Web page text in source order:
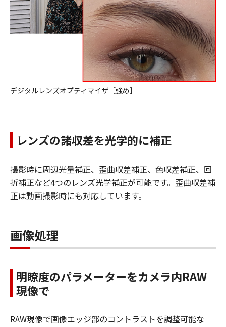
デジタルレンズオプティマイザ［強め］
レンズの諸収差を光学的に補正
撮影時に周辺光量補正、歪曲収差補正、色収差補正、回
折補正など4つのレンズ光学補正が可能です。歪曲収差補
正は動画撮影時にも対応しています。
画像処理
明瞭度のパラメーターをカメラ内RAW
現像で
RAW現像で画像エッジ部のコントラストを調整可能な